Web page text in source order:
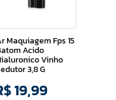
Maquiagem Fps 15
Acido
Vinho
3,8 G
19,99